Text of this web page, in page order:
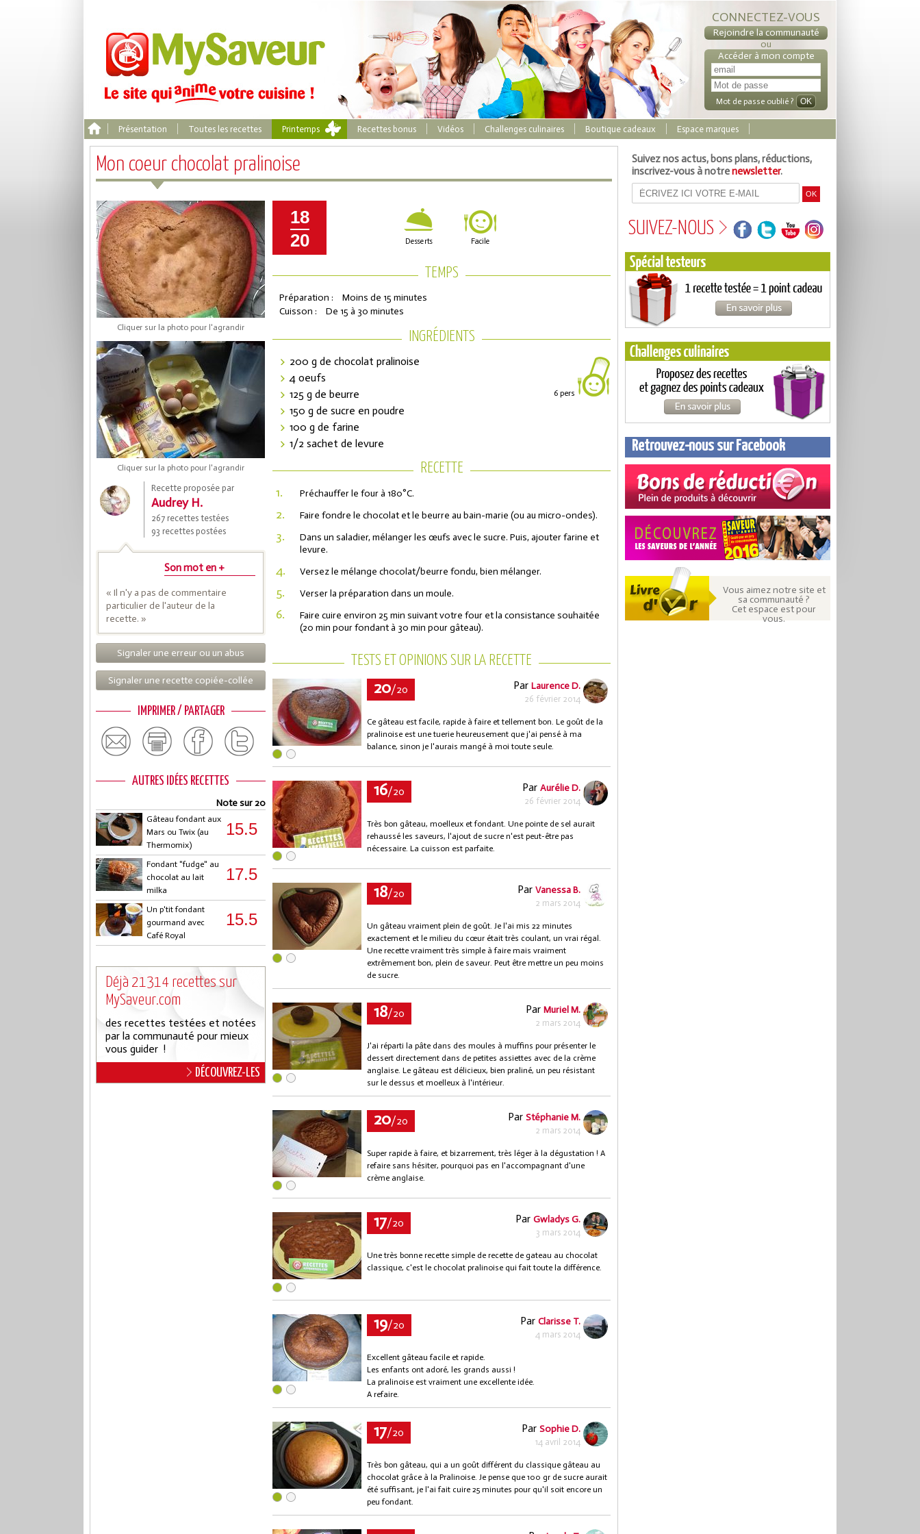
CONNECTEZ-VOUS
Rejoindre la communauté
ou
Accéder à mon compte
Mot de passe oublié ?
Présentation Toutes les recettes Printemps Recettes bonus Vidéos Challenges culinaires Boutique cadeaux Espace marques
Mon coeur chocolat pralinoise
Cliquer sur la photo pour l'agrandir
Cliquer sur la photo pour l'agrandir
Recette proposée par
Audrey H.
267 recettes testées
93 recettes postées
Son mot en +
« Il n'y a pas de commentaire
particulier de l'auteur de la
recette. »
Signaler une erreur ou un abus
Signaler une recette copiée-collée
IMPRIMER / PARTAGER
AUTRES IDÉES RECETTES
Note sur 20
Gâteau fondant aux
Mars ou Twix (au
Thermomix)
15.5
Fondant "fudge" au
chocolat au lait
milka
17.5
Un p'tit fondant
gourmand avec
Café Royal
15.5
Déjà 21314 recettes sur
MySaveur.com
des recettes testées et notées
par la communauté pour mieux
vous guider !
DÉCOUVREZ-LES
18
20
Desserts Facile
TEMPS
Préparation :
Moins de 15 minutes
Cuisson :
De 15 à 30 minutes
INGRÉDIENTS
6 pers
200 g de chocolat pralinoise
4 oeufs
125 g de beurre
150 g de sucre en poudre
100 g de farine
1/2 sachet de levure
RECETTE
1. Préchauffer le four à 180°C.
2. Faire fondre le chocolat et le beurre au bain-marie (ou au micro-ondes).
3.
Dans un saladier, mélanger les œufs avec le sucre. Puis, ajouter farine et
levure.
4. Versez le mélange chocolat/beurre fondu, bien mélanger.
5. Verser la préparation dans un moule.
6.
Faire cuire environ 25 min suivant votre four et la consistance souhaitée
(20 min pour fondant à 30 min pour gâteau).
TESTS ET OPINIONS SUR LA RECETTE
20/20 Par Laurence D.
26 février 2014
Ce gâteau est facile, rapide à faire et tellement bon. Le goût de la
pralinoise est une tuerie heureusement que j'ai pensé à ma
balance, sinon je l'aurais mangé à moi toute seule.
16/20 Par Aurélie D.
26 février 2014
Très bon gâteau, moelleux et fondant. Une pointe de sel aurait
rehaussé les saveurs, l'ajout de sucre n'est peut-être pas
nécessaire. La cuisson est parfaite.
18/20 Par Vanessa B.
2 mars 2014
Un gâteau vraiment plein de goût. Je l'ai mis 22 minutes
exactement et le milieu du cœur était très coulant, un vrai régal.
Une recette vraiment très simple à faire mais vraiment
extrêmement bon, plein de saveur. Peut être mettre un peu moins
de sucre.
18/20 Par Muriel M.
2 mars 2014
J'ai réparti la pâte dans des moules à muffins pour présenter le
dessert directement dans de petites assiettes avec de la crème
anglaise. Le gâteau est délicieux, bien praliné, un peu résistant
sur le dessus et moelleux à l'intérieur.
20/20 Par Stéphanie M.
2 mars 2014
Super rapide à faire, et bizarrement, très léger à la dégustation ! A
refaire sans hésiter, pourquoi pas en l'accompagnant d'une
crème anglaise.
17/20 Par Gwladys G.
3 mars 2014
Une très bonne recette simple de recette de gateau au chocolat
classique, c'est le chocolat pralinoise qui fait toute la différence.
19/20 Par Clarisse T.
4 mars 2014
Excellent gâteau facile et rapide.
Les enfants ont adoré, les grands aussi !
La pralinoise est vraiment une excellente idée.
A refaire.
17/20 Par Sophie D.
14 avril 2014
Très bon gâteau, qui a un goût différent du classique gâteau au
chocolat grâce à la Pralinoise. Je pense que 100 gr de sucre aurait
été suffisant, je l'ai fait cuire 25 minutes pour qu'il soit encore un
peu fondant.
Suivez nos actus, bons plans, réductions,
inscrivez-vous à notrenewsletter.
SUIVEZ-NOUS
Retrouvez-nous sur Facebook
Coupons de réduction
Saveurs de l'Année
Vous aimez notre site et
sa communauté ?
Cet espace est pour
vous.